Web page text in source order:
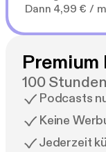
Dann 4,99 € /
Premium
100
Podcasts
Keine
Jederzeit